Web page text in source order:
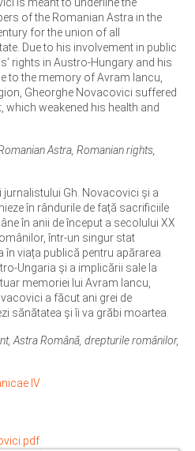
of the Romanian Astra in the
for the union of all
Due to his involvement in public
rights in Austro-Hungary and his
to the memory of Avram Iancu,
Gheorghe Novacovici suffered
weakened his health and
Astra, Romanian rights,
jurnalistului Gh. Novacovici și a
în rândurile de față sacrificiile
în anii de început a secolului XX
într-un singur stat
în viața publică pentru apărarea
Ungaria și a implicării sale la
memoriei lui Avram Iancu,
a făcut ani grei de
sănătatea și îi va grăbi moartea.
Astra Română, drepturile românilor,
IV